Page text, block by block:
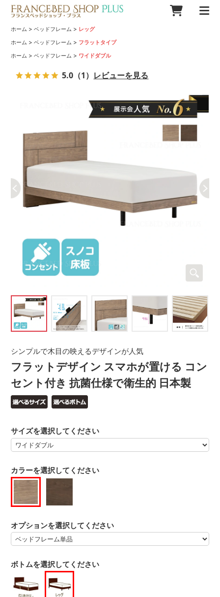
ホーム >ベッドフレーム > レッグ
ホーム >ベッドフレーム > フラットタイプ
ホーム >ベッドフレーム > ワイドダブル
フラットデザイン スマホが置ける コン
セント付き 抗菌仕様で衛生的 日本製
シンプルで木目の映えるデザインが人気
カラーを選択してください
サイズを選択してください
オプションを選択してください
ボトムを選択してください
5.0 （1） レビューを見る